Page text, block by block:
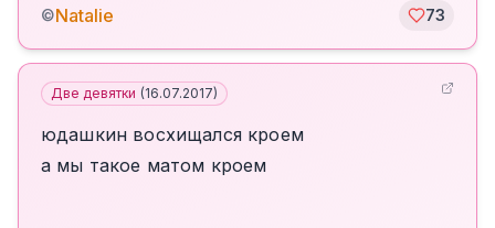
©Natalie 73
Две девятки (16.07.2017)
юдашкин восхищался кроем
а мы такое матом кроем